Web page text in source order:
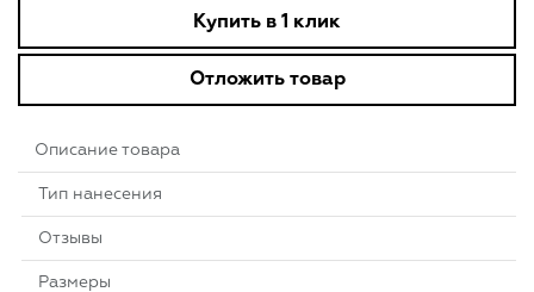
Купить в 1 клик
Отложить товар
Описание товара
Тип нанесения
Отзывы
Размеры